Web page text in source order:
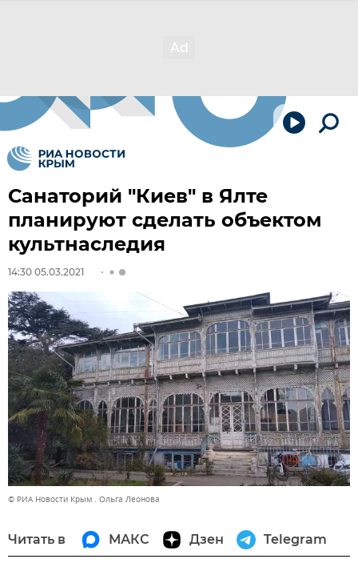
Санаторий "Киев" в Ялте
планируют сделать объектом
культнаследия
14:30 05.03.2021
© РИА Новости Крым . Ольга Леонова
Читать в МАКС Дзен Telegram